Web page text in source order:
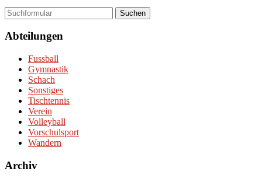
Suchen
Abteilungen
Fussball
Gymnastik
Schach
Sonstiges
Tischtennis
Verein
Volleyball
Vorschulsport
Wandern
Archiv